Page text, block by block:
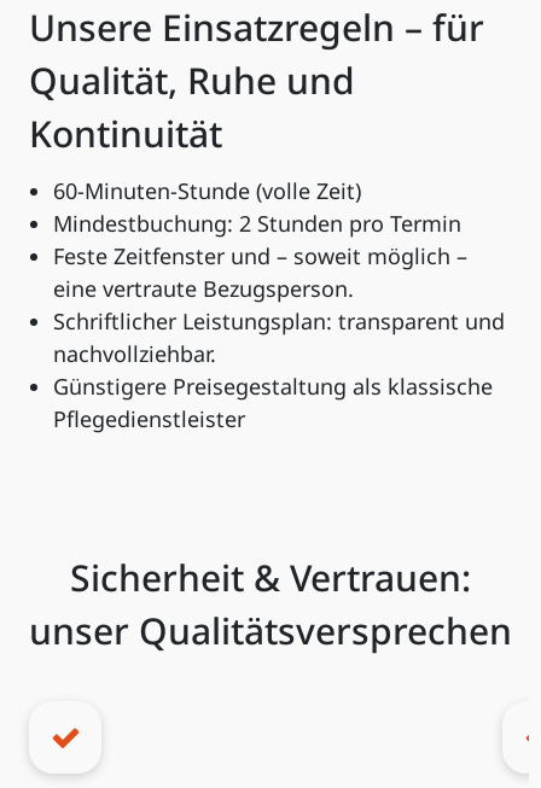
Unsere Einsatzregeln – für
Qualität, Ruhe und
Kontinuität
60-Minuten-Stunde (volle Zeit)
Mindestbuchung: 2 Stunden pro Termin
Feste Zeitfenster und – soweit möglich –
eine vertraute Bezugsperson.
Schriftlicher Leistungsplan: transparent und
nachvollziehbar.
Günstigere Preisegestaltung als klassische
Pflegedienstleister
Sicherheit & Vertrauen:
unser Qualitätsversprechen